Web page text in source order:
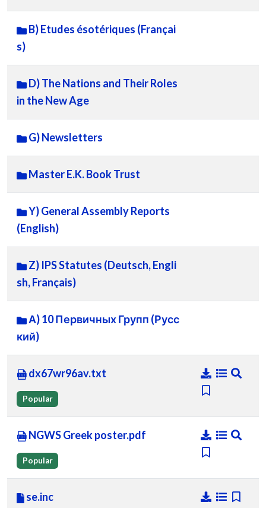
B) Etudes ésotériques (Françai
s)
D) The Nations and Their Roles
in the New Age
G) Newsletters
Master E.K. Book Trust
Y) General Assembly Reports
(English)
Z) IPS Statutes (Deutsch, Engli
sh, Français)
А) 10 Первичных Групп (Русс
кий)
dx67wr96av.txt
Popular
NGWS Greek poster.pdf
Popular
se.inc